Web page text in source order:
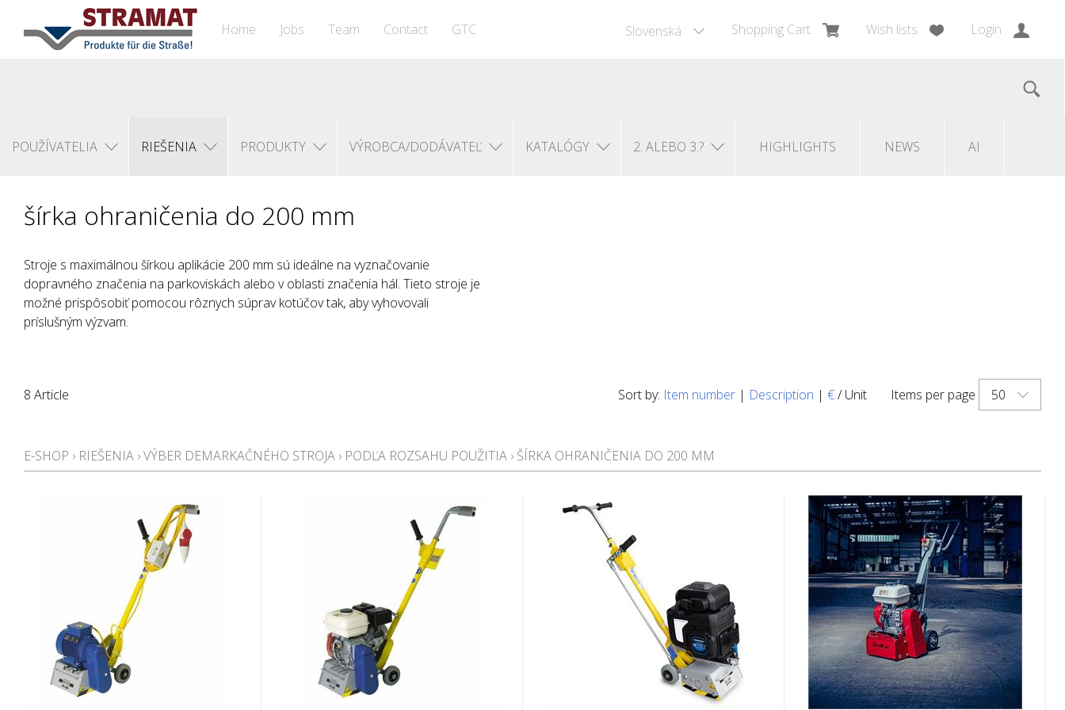
Slovenská Shopping Cart Wish lists Login
Home Jobs Team Contact GTC
POUŽÍVATELIA RIEŠENIA PRODUKTY VÝROBCA/DODÁVATEĽ KATALÓGY 2. ALEBO 3.? HIGHLIGHTS NEWS AI
šírka ohraničenia do 200 mm
Stroje s maximálnou šírkou aplikácie 200 mm sú ideálne na vyznačovanie
dopravného značenia na parkoviskách alebo v oblasti značenia hál. Tieto stroje je
možné prispôsobiť pomocou rôznych súprav kotúčov tak, aby vyhovovali
príslušným výzvam.
Items per page 50
Sort by: Item number | Description | €/ Unit
8 Article
E-SHOP › RIEŠENIA ›VÝBER DEMARKAČNÉHO STROJA › PODĽA ROZSAHU POUŽITIA › ŠÍRKA OHRANIČENIA DO 200 MM